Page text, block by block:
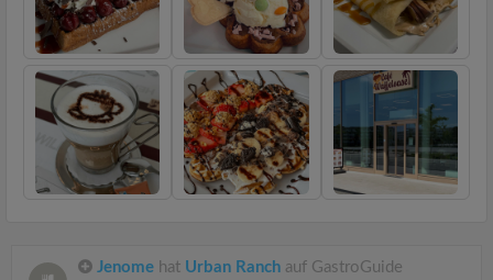
Jenome hat Urban Ranch auf GastroGuide